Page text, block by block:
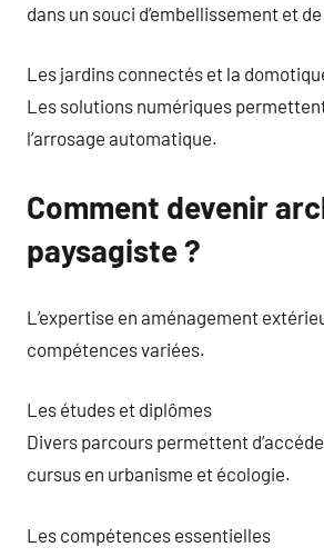
dans un souci d’embellissement et
Les jardins connectés et la
Les solutions numériques
l’arrosage automatique.
Comment devenir
paysagiste ?
L’expertise en aménagement
compétences variées.
Les études et diplômes
Divers parcours permettent
cursus en urbanisme et écologie.
Les compétences essentielles